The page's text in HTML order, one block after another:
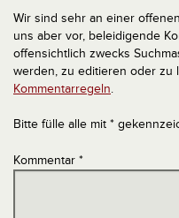
Wir sind sehr an einer
uns aber vor, beleidigende
offensichtlich zwecks
werden, zu editieren oder zu
Kommentarregeln.
Bitte fülle alle mit *
Kommentar *